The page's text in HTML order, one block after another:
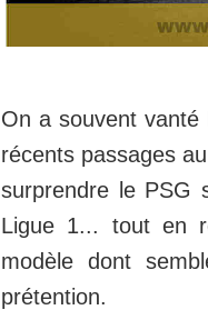
On a souvent vanté
récents passages
surprendre le PSG
Ligue 1... tout en
modèle dont
prétention.